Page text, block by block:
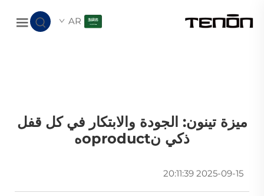
AR
ميزة تينون: الجودة والابتكار في كل قفل
ذكي نoproductه
2025-09-15 20:11:39